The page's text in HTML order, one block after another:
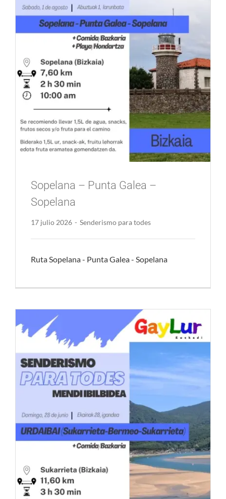
Comunidad Whatsapp
Contacto
Mi cuenta
Cesta
Sopelana – Punta Galea –
Sopelana
17 julio 2026 - Senderismo para todes
Ruta Sopelana - Punta Galea - Sopelana